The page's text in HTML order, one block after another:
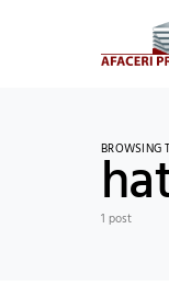
BROWSING
1 post